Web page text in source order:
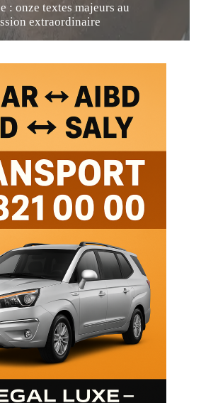
: onze textes majeurs au
extraordinaire